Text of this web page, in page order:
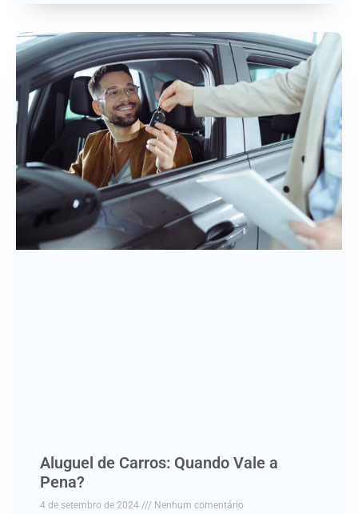
Aluguel de Carros: Quando Vale a
Pena?
4 de setembro de 2024 Nenhum comentário